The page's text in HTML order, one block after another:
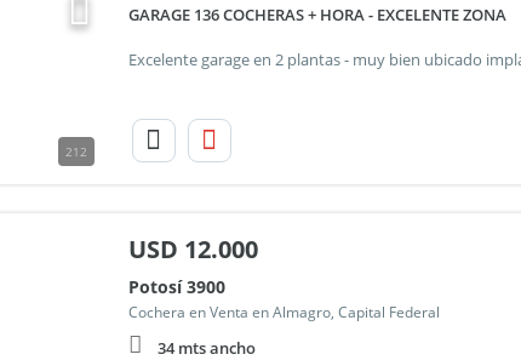
212
GARAGE 136 COCHERAS + HORA - EXCELENTE ZONA
USD 12.000
Potosí 3900
Cochera en Venta en Almagro, Capital Federal
34 mts ancho